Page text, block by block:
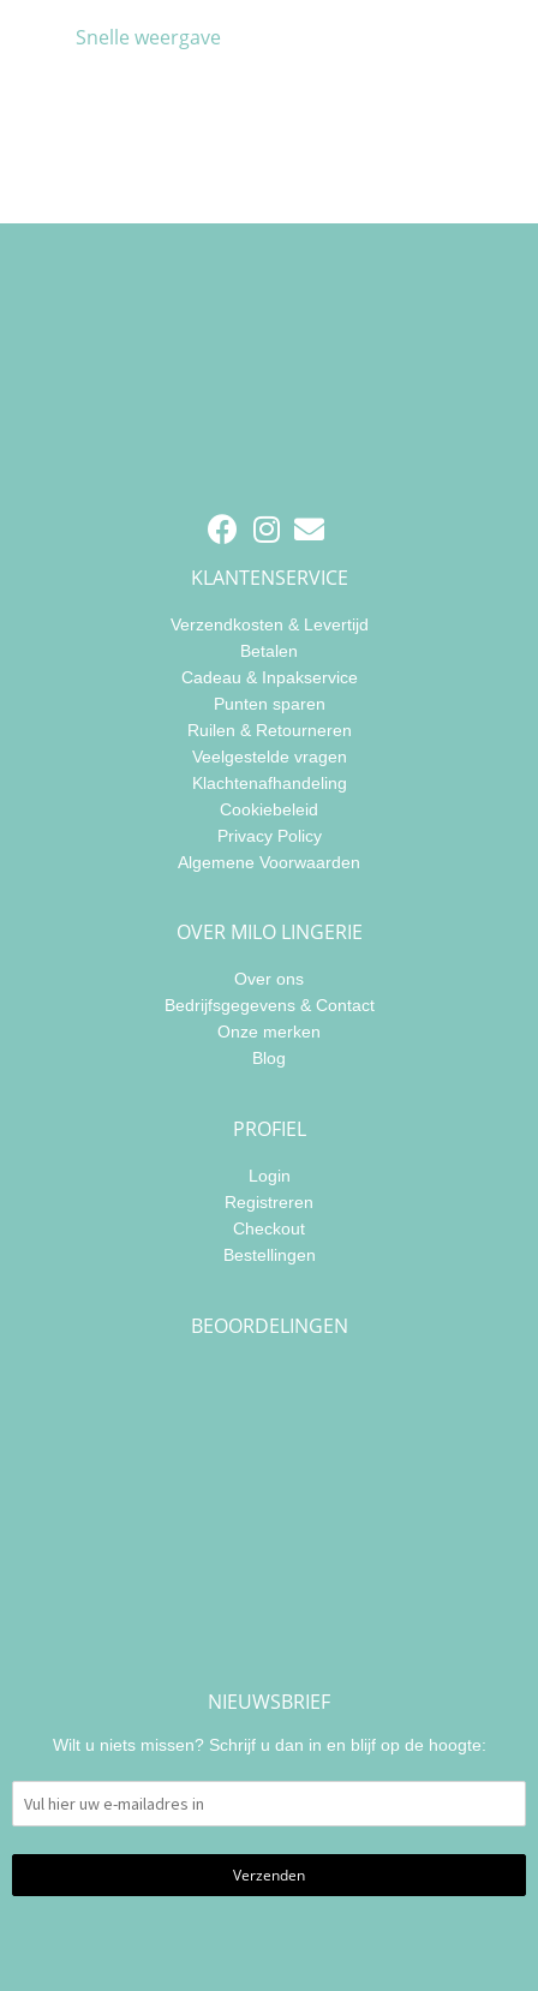
Snelle weergave
KLANTENSERVICE
Verzendkosten & Levertijd
Betalen
Cadeau & Inpakservice
Punten sparen
Ruilen & Retourneren
Veelgestelde vragen
Klachtenafhandeling
Cookiebeleid
Privacy Policy
Algemene Voorwaarden
OVER MILO LINGERIE
Over ons
Bedrijfsgegevens & Contact
Onze merken
Blog
PROFIEL
Login
Registreren
Checkout
Bestellingen
BEOORDELINGEN
NIEUWSBRIEF
Wilt u niets missen? Schrijf u dan in en blijf op de hoogte: